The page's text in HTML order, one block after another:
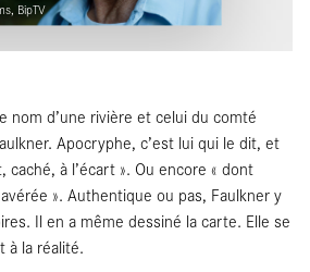
BipTV
nom d’une rivière et celui du comté
Apocryphe, c’est lui qui le dit, et
caché, à l’écart ». Ou encore « dont
». Authentique ou pas, Faulkner y
Il en a même dessiné la carte. Elle se
à la réalité.